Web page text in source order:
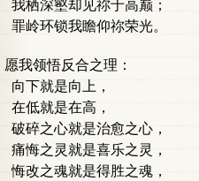
我栖深壑却见祢于高巅；
罪岭环锁我瞻仰祢荣光。
愿我领悟反合之理：
向下就是向上，
在低就是在高，
破碎之心就是治愈之心，
痛悔之灵就是喜乐之灵，
悔改之魂就是得胜之魂，